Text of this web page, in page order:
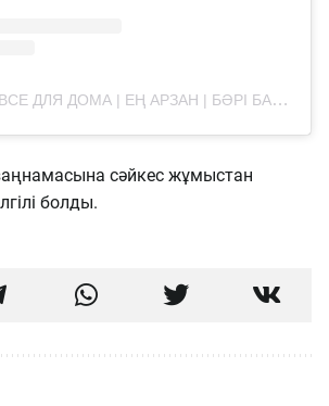
A post shared by ВСЕ ДЛЯ ДОМА | ЕҢ АРЗАН | БӘРІ БАР АТЫРАУ (@nice.atyrau)
сәйкес жұмыстан
болды.